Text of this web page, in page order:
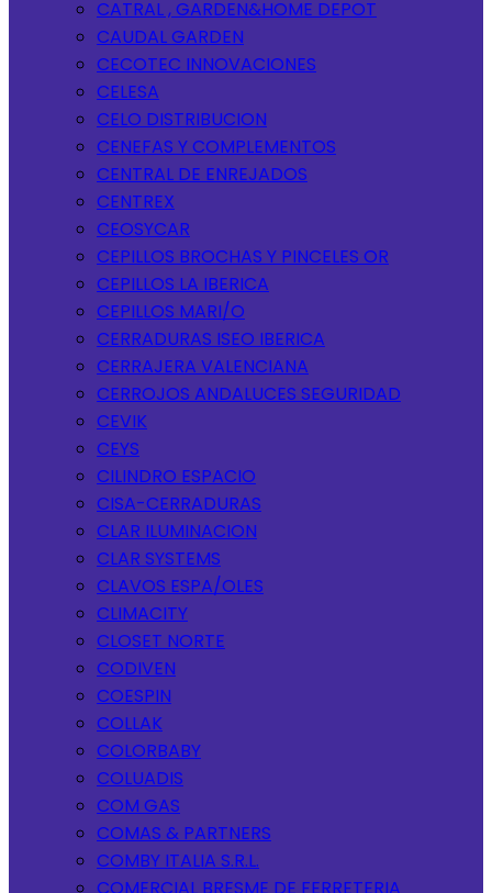
CATRAL , GARDEN&HOME DEPOT
CAUDAL GARDEN
CECOTEC INNOVACIONES
CELESA
CELO DISTRIBUCION
CENEFAS Y COMPLEMENTOS
CENTRAL DE ENREJADOS
CENTREX
CEOSYCAR
CEPILLOS BROCHAS Y PINCELES OR
CEPILLOS LA IBERICA
CEPILLOS MARI/O
CERRADURAS ISEO IBERICA
CERRAJERA VALENCIANA
CERROJOS ANDALUCES SEGURIDAD
CEVIK
CEYS
CILINDRO ESPACIO
CISA-CERRADURAS
CLAR ILUMINACION
CLAR SYSTEMS
CLAVOS ESPA/OLES
CLIMACITY
CLOSET NORTE
CODIVEN
COESPIN
COLLAK
COLORBABY
COLUADIS
COM GAS
COMAS & PARTNERS
COMBY ITALIA S.R.L.